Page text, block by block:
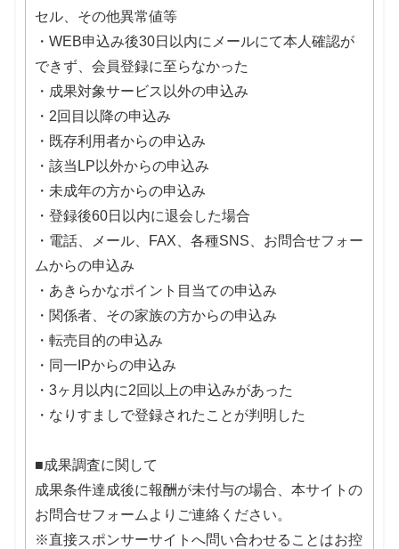
セル、その他異常値等
・WEB申込み後30日以内にメールにて本人確認が
できず、会員登録に至らなかった
・成果対象サービス以外の申込み
・2回目以降の申込み
・既存利用者からの申込み
・該当LP以外からの申込み
・未成年の方からの申込み
・登録後60日以内に退会した場合
・電話、メール、FAX、各種SNS、お問合せフォー
ムからの申込み
・あきらかなポイント目当ての申込み
・関係者、その家族の方からの申込み
・転売目的の申込み
・同一IPからの申込み
・3ヶ月以内に2回以上の申込みがあった
・なりすましで登録されたことが判明した
■成果調査に関して
成果条件達成後に報酬が未付与の場合、本サイトの
お問合せフォームよりご連絡ください。
※直接スポンサーサイトへ問い合わせることはお控